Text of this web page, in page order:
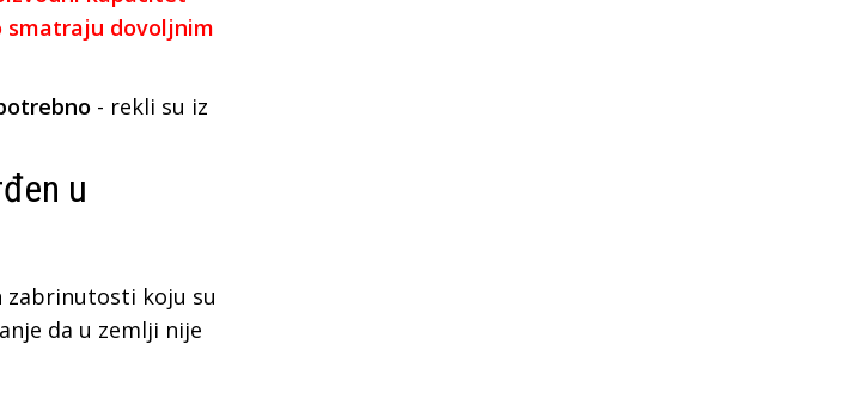
smatraju dovoljnim
- rekli su iz
u
zabrinutosti koju su
da u zemlji nije